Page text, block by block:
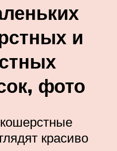
и
фото
красиво